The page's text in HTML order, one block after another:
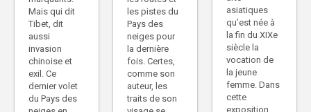
Mais qui dit
Tibet, dit
aussi
invasion
chinoise et
exil. Ce
dernier volet
du Pays des
les pistes du
Pays des
neiges pour
la dernière
fois. Certes,
comme son
auteur, les
traits de son
asiatiques
qu’est née à
la fin du XIXe
siècle la
vocation de
la jeune
femme. Dans
cette
exposition,